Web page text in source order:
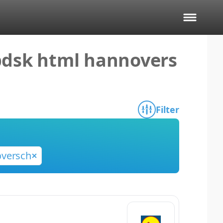
html hannovers
Filter